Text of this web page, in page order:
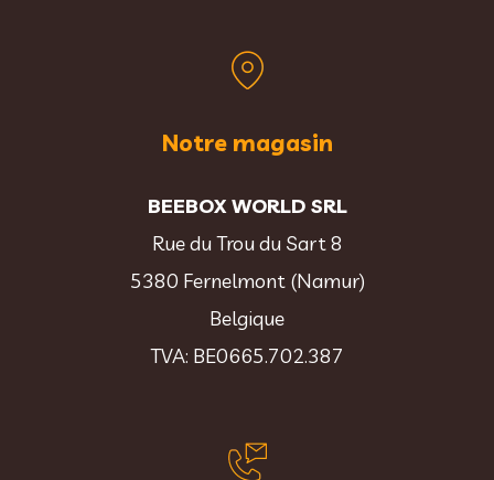
Notre magasin
BEEBOX WORLD SRL
Rue du Trou du Sart 8
5380 Fernelmont (Namur)
Belgique
TVA: BE0665.702.387